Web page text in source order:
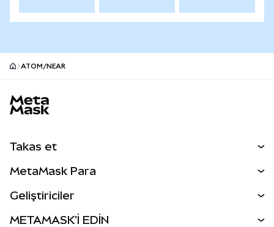
ATOM/NEAR
Takas et
Perps
MetaMask Para
Geliştiriciler
METAMASK'İ EDİN